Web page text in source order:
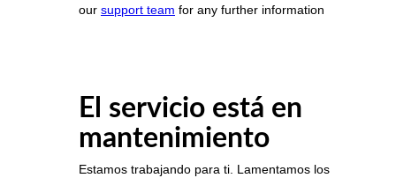
our support team for any further information
El servicio está en
mantenimiento
Estamos trabajando para ti. Lamentamos los